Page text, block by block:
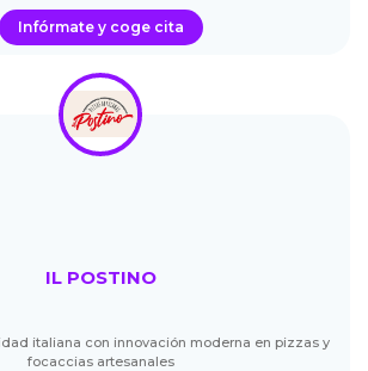
Infórmate y coge cita
IL POSTINO
italiana con innovación moderna en pizzas y
focaccias artesanales